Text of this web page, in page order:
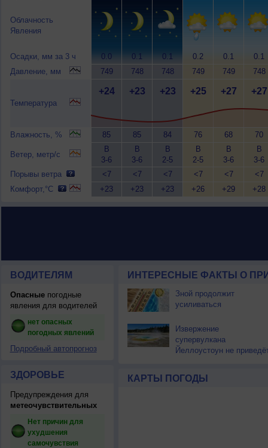
Облачность
Явления
Осадки, мм за 3 ч
Давление, мм
Температура
Влажность, %
Ветер, метр/с
Порывы ветра
Комфорт,°C
0.0
749
+24
85
В
3-6
<7
+23
0.1
748
+23
85
В
3-6
<7
+23
0.1
748
+23
84
В
2-5
<7
+23
0.2
749
+25
76
В
2-5
<7
+26
0.1
749
+27
68
В
3-6
<7
+29
0.1
748
+27
70
В
3-6
<7
+28
ВОДИТЕЛЯМ
Опасныепогодные
явления для водителей
нет опасных
погодных явлений
Подробный автопрогноз
ЗДОРОВЬЕ
Предупреждения для
метеочувствительных
Нет причин для
ухудшения
самочувствия
ИНТЕРЕСНЫЕ ФАКТЫ О
Зной продолжит
усиливаться
Извержение
супервулкана
Йеллоустоун не
КАРТЫ ПОГОДЫ